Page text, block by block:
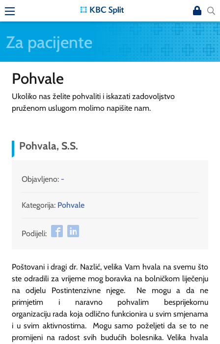
Za pacijente
Pohvale
Ukoliko nas želite pohvaliti i iskazati zadovoljstvo
pruženom uslugom molimo napišite nam.
Pohvala, S.S.
Objavljeno: -
Kategorija: Pohvale
Podijeli:
Poštovani i dragi dr. Nazlić, velika Vam hvala na svemu što
ste odradili za vrijeme mog boravka na bolničkom liječenju
na odjelu Postintenzivne njege. Ne mogu a da ne
primjetim i naravno pohvalim besprijekornu
organizaciju rada koja odlično funkcionira u svim smjenama
i u svim aktivnostima. Mogu samo poželjeti da se to ne
promijeni na radost svih budućih bolesnika. Velika hvala